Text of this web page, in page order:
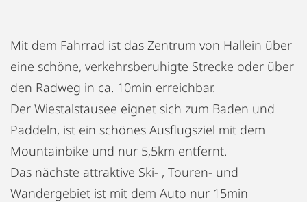
Mit dem Fahrrad ist das Zentrum von Hallein über
eine schöne, verkehrsberuhigte Strecke oder über
den Radweg in ca. 10min erreichbar.
Der Wiestalstausee eignet sich zum Baden und
Paddeln, ist ein schönes Ausflugsziel mit dem
Mountainbike und nur 5,5km entfernt.
Das nächste attraktive Ski- , Touren- und
Wandergebiet ist mit dem Auto nur 15min